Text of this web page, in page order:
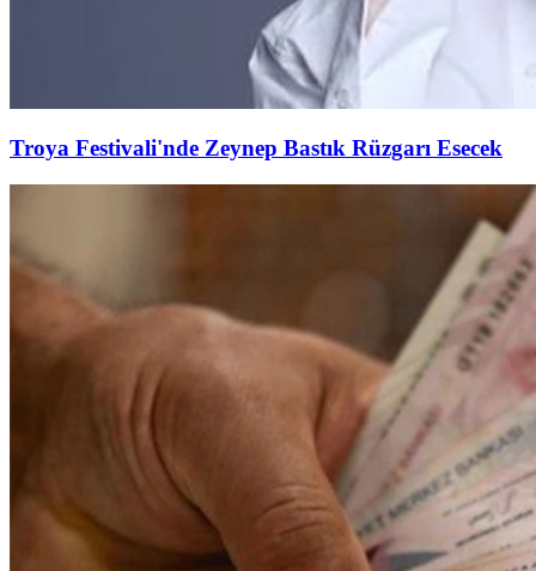
Troya Festivali'nde Zeynep Bastık Rüzgarı Esecek